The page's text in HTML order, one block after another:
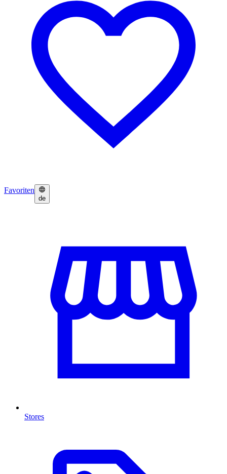
Favoriten
de
Stores